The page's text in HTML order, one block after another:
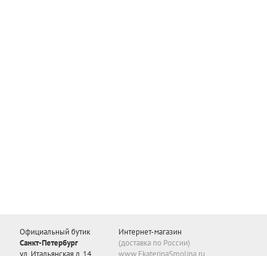
Официальный бутик
Санкт-Петербург
ул. Итальянская д. 14
Интернет-магазин
(доставка по России)
www.EkaterinaSmolina.ru